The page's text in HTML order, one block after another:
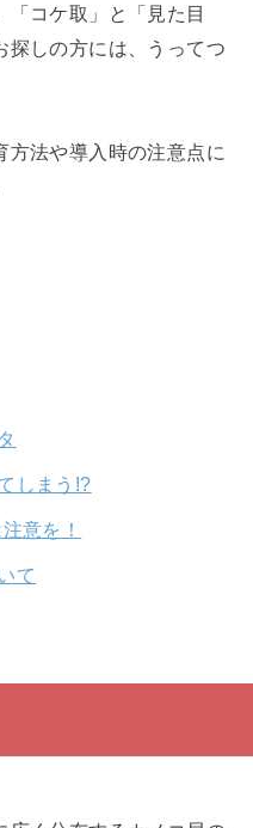
「コケ取」と「見た目
探しの方には、うってつ
方法や導入時の注意点に
しまう!?
意を！
て